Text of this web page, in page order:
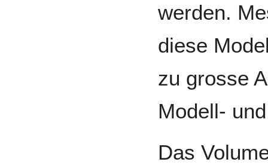
werden.
diese
zu grosse
Modell-
Das